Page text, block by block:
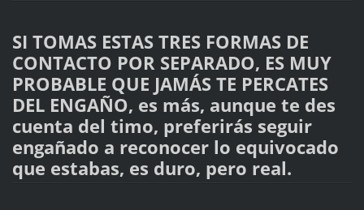
SI TOMAS ESTAS TRES FORMAS DE
CONTACTO POR SEPARADO, ES MUY
PROBABLE QUE JAMÁS TE PERCATES
DEL ENGAÑO, es más, aunque te des
cuenta del timo, preferirás seguir
engañado a reconocer lo equivocado
que estabas, es duro, pero real.